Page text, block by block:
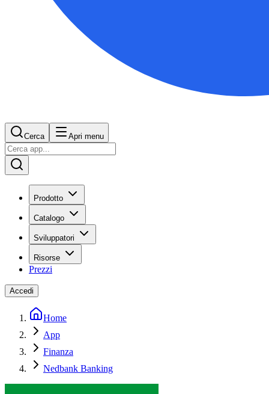
Cerca Apri menu
Prodotto
Catalogo
Sviluppatori
Risorse
Prezzi
Accedi
Home
App
Finanza
Nedbank Banking